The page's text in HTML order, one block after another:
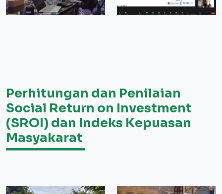
Perhitungan dan Penilaian
Social Return on Investment
(SROI) dan Indeks Kepuasan
Masyakarat